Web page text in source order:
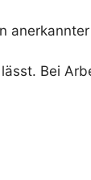
Bei